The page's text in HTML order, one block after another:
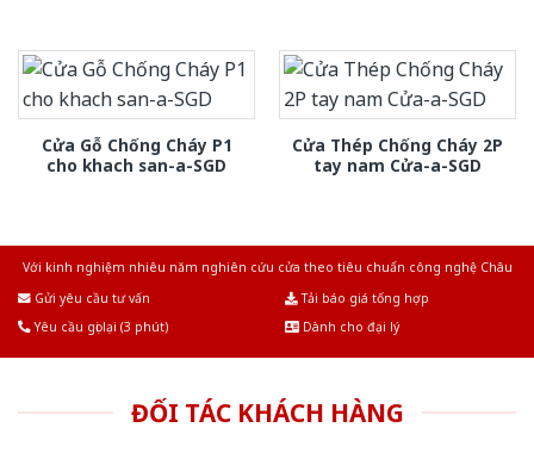
Cửa Gỗ Chống Cháy P1
cho khach san-a-SGD
Cửa Thép Chống Cháy 2P
tay nam Cửa-a-SGD
Với kinh nghiệm nhiêu năm nghiên cứu cửa theo tiêu chuẩn công nghệ Châu
Gửi yêu cầu tư vấn
Tải báo giá tổng hợp
Yêu cầu gọi lại (3 phút)
Dành cho đại lý
ĐỐI TÁC KHÁCH HÀNG